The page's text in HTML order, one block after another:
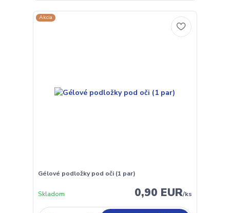
Akcia
Gélové podložky pod oči (1 par)
0,90 EUR/ks
Skladom